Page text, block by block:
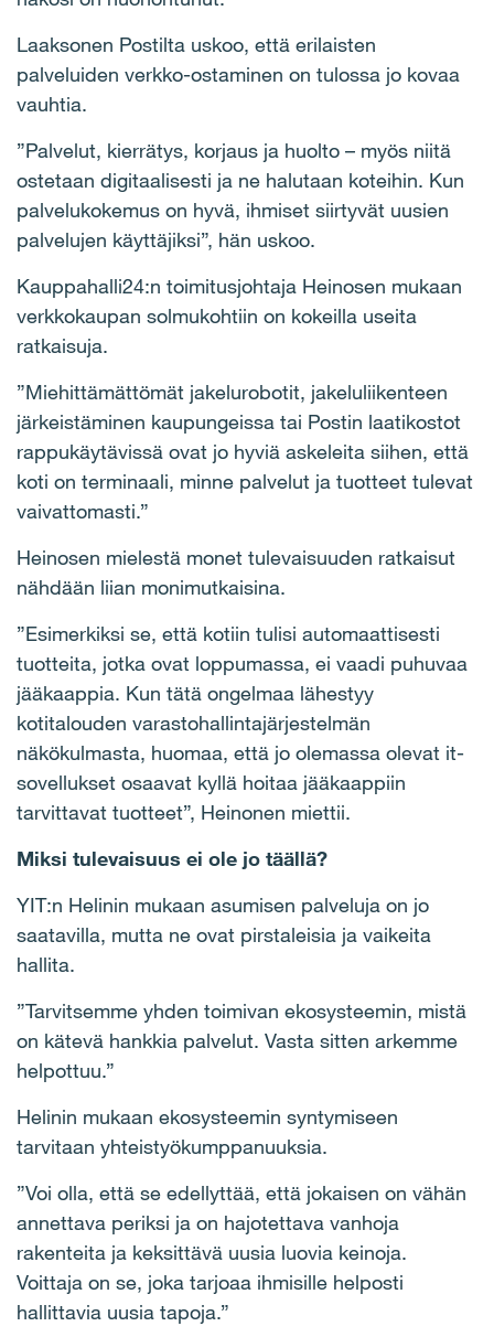
Laaksonen Postilta uskoo, että erilaisten
palveluiden verkko-ostaminen on tulossa jo kovaa
vauhtia.
”Palvelut, kierrätys, korjaus ja huolto – myös niitä
ostetaan digitaalisesti ja ne halutaan koteihin. Kun
palvelukokemus on hyvä, ihmiset siirtyvät uusien
palvelujen käyttäjiksi”, hän uskoo.
Kauppahalli24:n toimitusjohtaja Heinosen mukaan
verkkokaupan solmukohtiin on kokeilla useita
ratkaisuja.
”Miehittämättömät jakelurobotit, jakeluliikenteen
järkeistäminen kaupungeissa tai Postin laatikostot
rappukäytävissä ovat jo hyviä askeleita siihen, että
koti on terminaali, minne palvelut ja tuotteet tulevat
vaivattomasti.”
Heinosen mielestä monet tulevaisuuden ratkaisut
nähdään liian monimutkaisina.
”Esimerkiksi se, että kotiin tulisi automaattisesti
tuotteita, jotka ovat loppumassa, ei vaadi puhuvaa
jääkaappia. Kun tätä ongelmaa lähestyy
kotitalouden varastohallintajärjestelmän
näkökulmasta, huomaa, että jo olemassa olevat it-
sovellukset osaavat kyllä hoitaa jääkaappiin
tarvittavat tuotteet”, Heinonen miettii.
Miksi tulevaisuus ei ole jo täällä?
YIT:n Helinin mukaan asumisen palveluja on jo
saatavilla, mutta ne ovat pirstaleisia ja vaikeita
hallita.
”Tarvitsemme yhden toimivan ekosysteemin, mistä
on kätevä hankkia palvelut. Vasta sitten arkemme
helpottuu.”
Helinin mukaan ekosysteemin syntymiseen
tarvitaan yhteistyökumppanuuksia.
”Voi olla, että se edellyttää, että jokaisen on vähän
annettava periksi ja on hajotettava vanhoja
rakenteita ja keksittävä uusia luovia keinoja.
Voittaja on se, joka tarjoaa ihmisille helposti
hallittavia uusia tapoja.”